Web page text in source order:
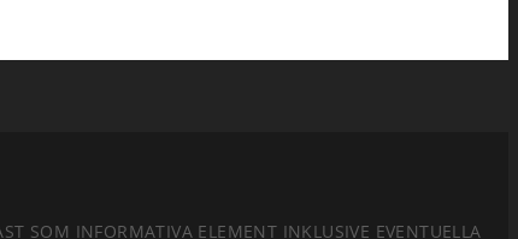
SOM INFORMATIVA ELEMENT INKLUSIVE EVENTUELLA